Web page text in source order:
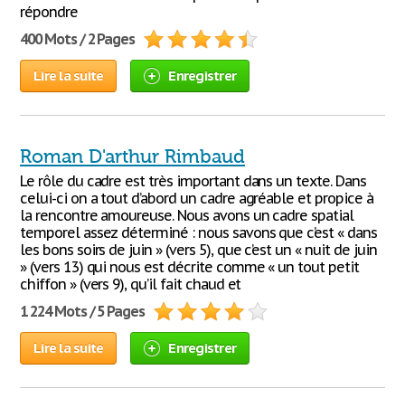
répondre
400 Mots / 2 Pages
Lire la suite Enregistrer
Roman D'arthur Rimbaud
Le rôle du cadre est très important dans un texte. Dans
celui-ci on a tout d’abord un cadre agréable et propice à
la rencontre amoureuse. Nous avons un cadre spatial
temporel assez déterminé : nous savons que c’est « dans
les bons soirs de juin » (vers 5), que c’est un « nuit de juin
» (vers 13) qui nous est décrite comme « un tout petit
chiffon » (vers 9), qu’il fait chaud et
1 224 Mots / 5 Pages
Lire la suite Enregistrer